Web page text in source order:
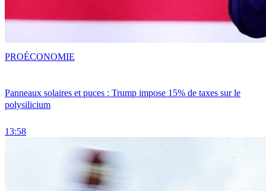
Panneaux solaires et puces : Trump impose 15% de taxes sur le
polysilicium
13:58
PROÉCONOMIE